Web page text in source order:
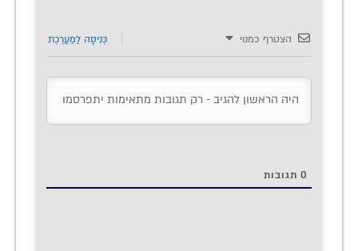
הצטרף כמנוי כְּנִיסָה לַמַעֲרֶכֶת
0 תגובות